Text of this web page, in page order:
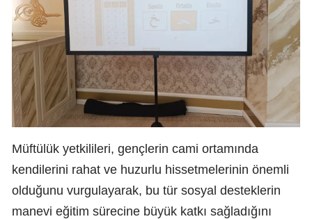
Müftülük yetkilileri, gençlerin cami ortamında
kendilerini rahat ve huzurlu hissetmelerinin önemli
olduğunu vurgulayarak, bu tür sosyal desteklerin
manevi eğitim sürecine büyük katkı sağladığını